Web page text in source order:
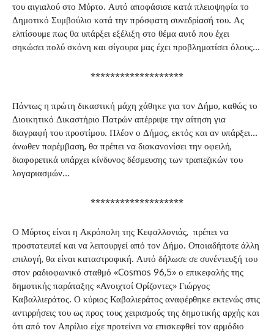
του αιγιαλού στο Μύρτο. Αυτό αποφάσισε κατά πλειοψηφία το
Δημοτικό Συμβούλιο κατά την πρόσφατη συνεδρίασή του. Ας
ελπίσουμε πως θα υπάρξει εξέλιξη στο θέμα αυτό που έχει
σηκώσει πολύ σκόνη και σίγουρα μας έχει προβληματίσει όλους…
*******************
Πάντως η πρώτη δικαστική μάχη χάθηκε για τον Δήμο, καθώς το
Διοικητικό Δικαστήριο Πατρών απέρριψε την αίτηση για
διαγραφή του προστίμου. Πλέον ο Δήμος, εκτός και αν υπάρξει…
άνωθεν παρέμβαση, θα πρέπει να διακανονίσει την οφειλή,
διαφορετικά υπάρχει κίνδυνος δέσμευσης των τραπεζικών του
λογαριασμών…
*******************
Ο Μύρτος είναι η Ακρόπολη της Κεφαλλονιάς, πρέπει να
προστατευτεί και να λειτουργεί από τον Δήμο. Οποιαδήποτε άλλη
επιλογή, θα είναι καταστροφική. Αυτό δήλωσε σε συνέντευξή του
στον ραδιοφωνικό σταθμό «Cosmos 96,5» ο επικεφαλής της
δημοτικής παράταξης «Ανοιχτοί Ορίζοντες» Γιώργος
Καβαλλιεράτος. Ο κύριος Καβαλιεράτος αναφέρθηκε εκτενώς στις
αντιρρήσεις του ως προς τους χειρισμούς της δημοτικής αρχής και
ότι από τον Απρίλιο είχε προτείνει να επισκεφθεί τον αρμόδιο